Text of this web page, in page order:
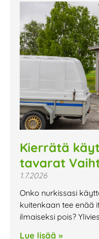
Kierrätä
tavarat
1.7.2026
Onko nurkissasi
kuitenkaan tee enää
ilmaiseksi pois?
Lue lisää »